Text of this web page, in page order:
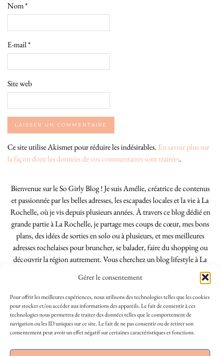
Gérer le consentement
Pour offrir les meilleures expériences, nous utilisons des technologies telles que les cookies
pour stocker et/ou accéder aux informations des appareils. Le fait de consentir à ces
technologies nous permettra de traiter des données telles que le comportement de
navigation ou les ID uniques sur ce site. Le fait de ne pas consentir ou de retirer son
consentement peut avoir un effet négatif sur certaines caractéristiques et fonctions.
Nom*
E-mail*
Site web
Ce site utilise Akismet pour réduire les indésirables. En savoir plus sur
la façon dont les données de vos commentaires sont traitées.
Bienvenue sur le So Girly Blog ! Je suis Amélie, créatrice de contenus
et passionnée par les belles adresses, les escapades locales et la vie à La
Rochelle, où je vis depuis plusieurs années. À travers ce blog dédié en
grande partie à La Rochelle, je partage mes coups de cœur, mes bons
plans, des idées de sorties en solo ou à plusieurs, et mes meilleures
adresses rochelaises pour bruncher, se balader, faire du shopping ou
découvrir la région autrement. Vous cherchez un blog lifestyle à La
Rochelle, tenu par une locale ? Vous êtes au bon endroit. Que vous
soyez Rochelais·e ou de passage dans notre belle ville, j’espère que mes
articles vous aideront à profiter de La Rochelle comme un·e vrai·e
initié·e. !